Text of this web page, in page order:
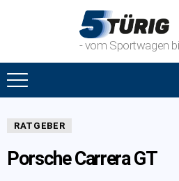
- vom Sportwagen
RATGEBER
Porsche Carrera GT